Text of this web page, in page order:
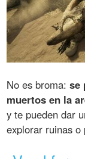
No es broma:se
muertos en la
y te pueden dar
explorar ruinas o